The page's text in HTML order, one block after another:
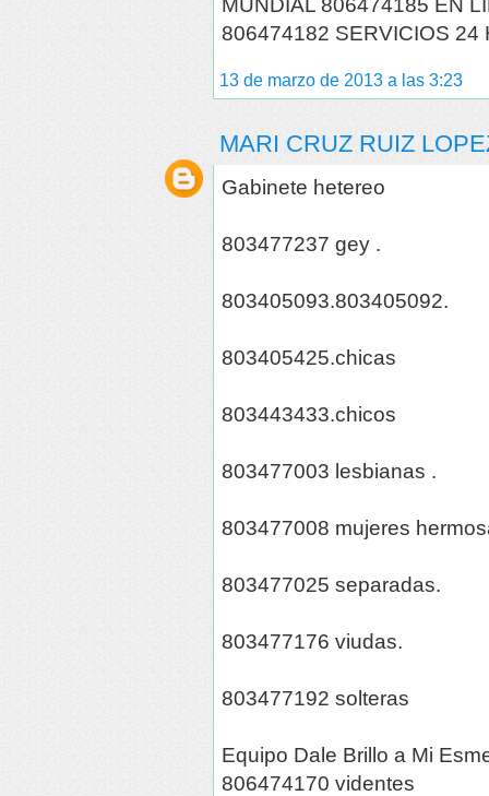
806474182 SERVICIOS 24
13 de marzo de 2013 a las 3:23
MARI CRUZ RUIZ
Gabinete hetereo
803477237 gey .
803405093.803405092.
803405425.chicas
803443433.chicos
803477003 lesbianas .
803477008 mujeres
803477025 separadas.
803477176 viudas.
803477192 solteras
Equipo Dale Brillo a Mi
806474170 videntes